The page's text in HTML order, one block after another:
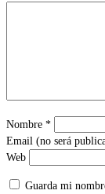
Nombre *
Email (no será
Web
Guarda mi